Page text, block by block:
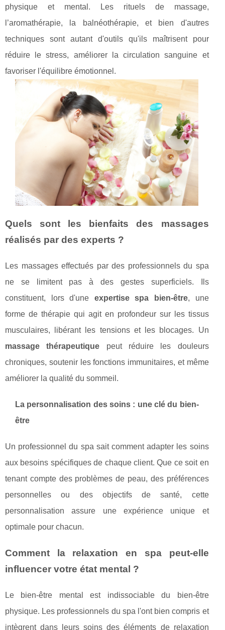
physique et mental. Les rituels de massage,
l’aromathérapie, la balnéothérapie, et bien d'autres
techniques sont autant d'outils qu'ils maîtrisent pour
réduire le stress, améliorer la circulation sanguine et
favoriser l'équilibre émotionnel.
Quels sont les bienfaits des massages
réalisés par des experts ?
Les massages effectués par des professionnels du spa
ne se limitent pas à des gestes superficiels. Ils
constituent, lors d'une expertise spa bien-être, une
forme de thérapie qui agit en profondeur sur les tissus
musculaires, libérant les tensions et les blocages. Un
massage thérapeutique peut réduire les douleurs
chroniques, soutenir les fonctions immunitaires, et même
améliorer la qualité du sommeil.
La personnalisation des soins : une clé du bien-
être
Un professionnel du spa sait comment adapter les soins
aux besoins spécifiques de chaque client. Que ce soit en
tenant compte des problèmes de peau, des préférences
personnelles ou des objectifs de santé, cette
personnalisation assure une expérience unique et
optimale pour chacun.
Comment la relaxation en spa peut-elle
influencer votre état mental ?
Le bien-être mental est indissociable du bien-être
physique. Les professionnels du spa l'ont bien compris et
intègrent dans leurs soins des éléments de relaxation